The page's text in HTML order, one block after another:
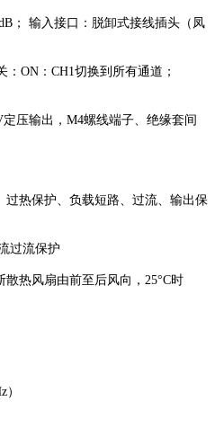
输入接口：脱卸式接线插头（凤
：CH1切换到所有通道；
压输出，M4螺线端子、绝缘套间
热保护、负载短路、过流、输出保
流保护
热风扇由前至后风向，25°C时